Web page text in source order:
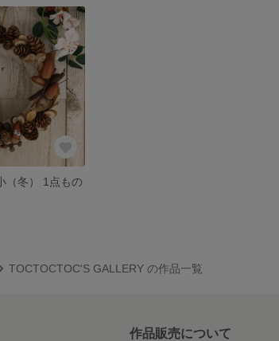
（冬） 1点もの
TOCTOCTOC'S GALLERY の作品一覧
作品販売について